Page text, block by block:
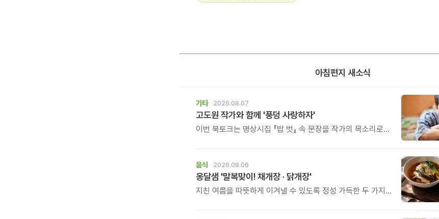
아침편지 새소식
기타 2026.08.07
고도원 작가와 함께 '풍덩 사랑하자'
이번 북토크는 명상시집 『밥 벗』 속 문장을 작가의 목소리로
음식 2026.08.06
옹달샘 '말복맞이! 채개장 · 닭개장'
지친 여름을 따뜻하게 이겨낼 수 있도록 정성 가득한 두 가지